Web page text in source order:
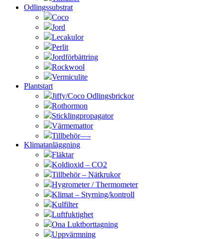
Odlingssubstrat
Coco
Jord
Lecakulor
Perlit
Jordförbättring
Rockwool
Vermiculite
Plantstart
Jiffy/Coco Odlingsbrickor
Rothormon
Sticklingpropagator
Värmemattor
Tillbehör—-
Klimatanläggning
Fläktar
Koldioxid – CO2
Tillbehör – Nätkrukor
Hygrometer / Thermometer
Klimat – Styrning/kontroll
Kulfilter
Luftfuktighet
Ona Luktborttagning
Uppvärmning